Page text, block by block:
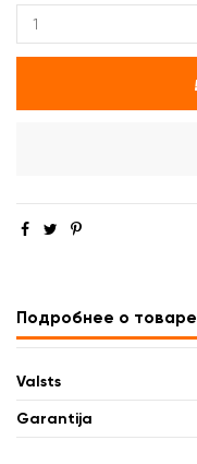
Подробнее о товаре
Valsts
Garantija